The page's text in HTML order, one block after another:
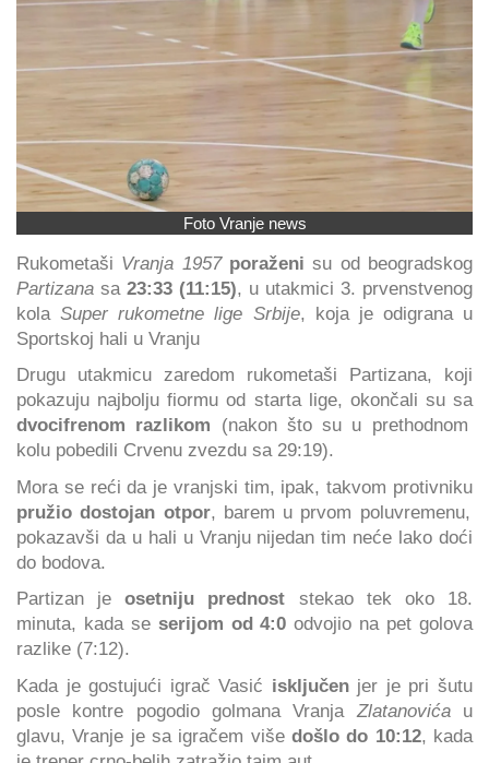
Foto Vranje news
Rukometaši Vranja 1957 poraženisu od beogradskog
Partizana sa 23:33 (11:15), u utakmici 3. prvenstvenog
kolaSuper rukometne lige Srbije, koja je odigrana u
Sportskoj hali u Vranju
Drugu utakmicu zaredom rukometaši Partizana, koji
pokazuju najbolju fiormu od starta lige, okončali su sa
dvocifrenom razlikom (nakon što su u prethodnom
kolu pobedili Crvenu zvezdu sa 29:19).
Mora se reći da je vranjski tim, ipak, takvom protivniku
pružio dostojan otpor, barem u prvom poluvremenu,
pokazavši da u hali u Vranju nijedan tim neće lako doći
do bodova.
Partizan jeosetniju prednost stekao tek oko 18.
minuta, kada se serijom od 4:0 odvojio na pet golova
razlike (7:12).
Kada je gostujući igrač Vasić isključenjer je pri šutu
posle kontre pogodio golmana Vranja Zlatanovićau
glavu, Vranje je sa igračem više došlo do 10:12, kada